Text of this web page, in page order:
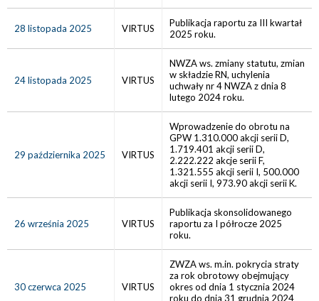
28 listopada 2025 VIRTUS
Publikacja raportu za III kwartał
2025 roku.
24 listopada 2025 VIRTUS
NWZA ws. zmiany statutu, zmian
w składzie RN, uchylenia
uchwały nr 4 NWZA z dnia 8
lutego 2024 roku.
29 października 2025 VIRTUS
Wprowadzenie do obrotu na
GPW 1.310.000 akcji serii D,
1.719.401 akcji serii D,
2.222.222 akcje serii F,
1.321.555 akcji serii I, 500.000
akcji serii I, 973.90 akcji serii K.
26 września 2025 VIRTUS
Publikacja skonsolidowanego
raportu za I półrocze 2025
roku.
30 czerwca 2025 VIRTUS
ZWZA ws. m.in. pokrycia straty
za rok obrotowy obejmujący
okres od dnia 1 stycznia 2024
roku do dnia 31 grudnia 2024